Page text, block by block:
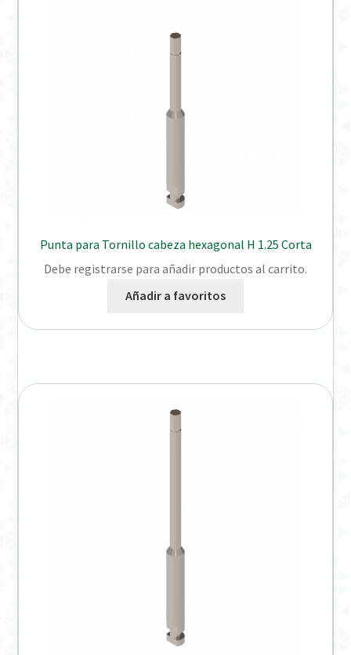
Punta para Tornillo cabeza hexagonal H 1.25 Corta
Debe registrarse para añadir productos al carrito.
Añadir a favoritos